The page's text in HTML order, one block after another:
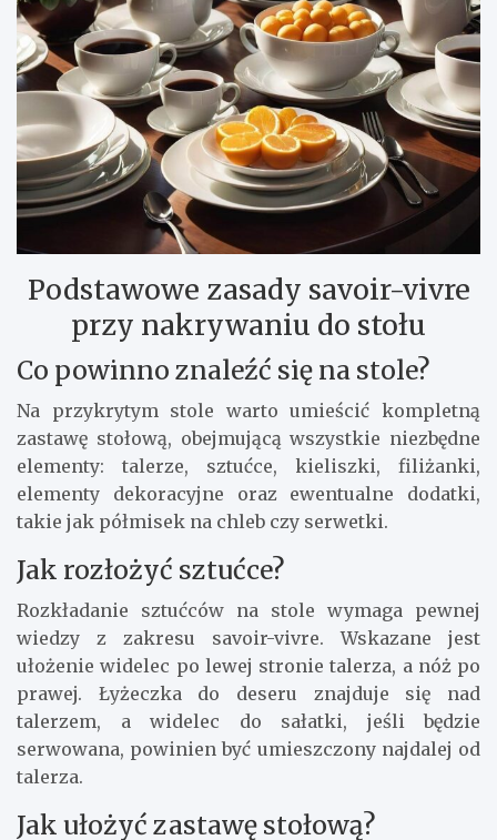
Podstawowe zasady savoir-vivre
przy nakrywaniu do stołu
Co powinno znaleźć się na stole?
Na przykrytym stole warto umieścić kompletną
zastawę stołową, obejmującą wszystkie niezbędne
elementy: talerze, sztućce, kieliszki, filiżanki,
elementy dekoracyjne oraz ewentualne dodatki,
takie jak półmisek na chleb czy serwetki.
Jak rozłożyć sztućce?
Rozkładanie sztućców na stole wymaga pewnej
wiedzy z zakresu savoir-vivre. Wskazane jest
ułożenie widelec po lewej stronie talerza, a nóż po
prawej. Łyżeczka do deseru znajduje się nad
talerzem, a widelec do sałatki, jeśli będzie
serwowana, powinien być umieszczony najdalej od
talerza.
Jak ułożyć zastawę stołową?